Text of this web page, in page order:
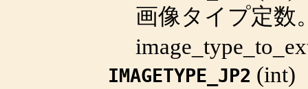
画像タイプ定数
IMAGETYPE_JP2 (int)